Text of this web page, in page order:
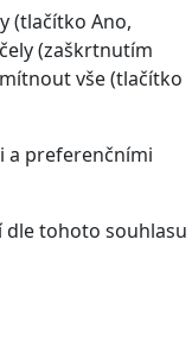
(tlačítko Ano,
(zaškrtnutím
vše (tlačítko
a preferenčními
dle tohoto souhlasu